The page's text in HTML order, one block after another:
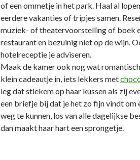
of een ommetje in het park. Haal al
eerdere vakanties of tripjes samen.
muziek- of theatervoorstelling of boek
restaurant en bezuinig niet op de wijn.
hotelreceptie je adviseren.
Maak de kamer ook nog wat
klein cadeautje in, iets lekkers met
leg dat stiekem op haar kussen als zij
een briefje bij dat je het zo fijn vindt om
weg te kunnen, los van alle dagelijkse
dan maakt haar hart een sprongetje.